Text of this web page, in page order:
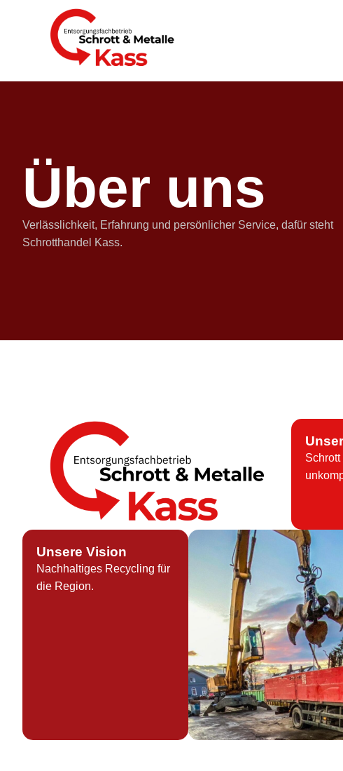
Über uns
Verlässlichkeit, Erfahrung und persönlicher Service, dafür steht
Schrotthandel Kass.
Unsere Vision
Nachhaltiges Recycling für
die Region.